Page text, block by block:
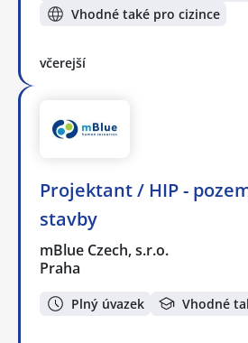
Vhodné také pro cizince
včerejší
Projektant / HIP -
stavby
mBlue Czech, s.r.o.
Praha
Plný úvazek Vhodné